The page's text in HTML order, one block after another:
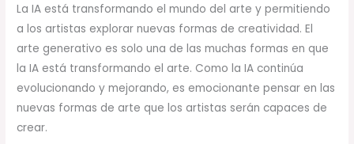
La IA está transformando el mundo del arte y permitiendo
a los artistas explorar nuevas formas de creatividad. El
arte generativo es solo una de las muchas formas en que
la IA está transformando el arte. Como la IA continúa
evolucionando y mejorando, es emocionante pensar en las
nuevas formas de arte que los artistas serán capaces de
crear.